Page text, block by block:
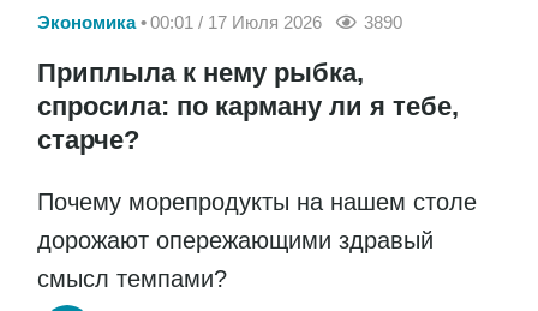
Экономика 00:01 / 17 Июля 2026 3890
Приплыла к нему рыбка,
спросила: по карману ли я тебе,
старче?
Почему морепродукты на нашем столе
дорожают опережающими здравый
смысл темпами?